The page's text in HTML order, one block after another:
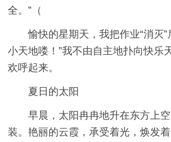
全。”（
愉快的星期天，我把作业“消灭
小天地喽！”我不由自主地扑向快乐
欢呼起来。
夏日的太阳
早晨，太阳冉冉地升在东方上
装。艳丽的云霞，承受着光，焕发